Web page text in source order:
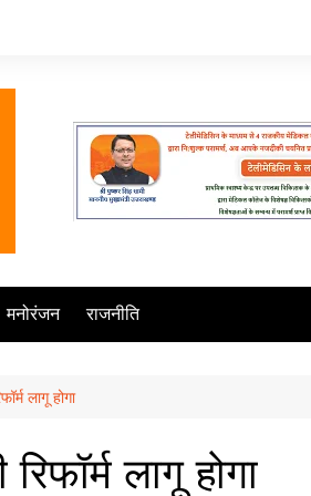
मनोरंजन राजनीति
लागू होगा
लागू होगा